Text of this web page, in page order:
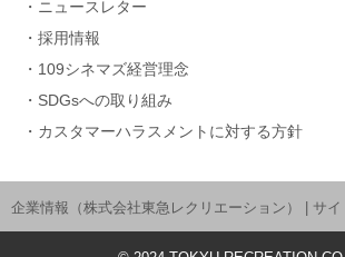
ニュースレター
採用情報
109シネマズ経営理念
SDGsへの取り組み
カスタマーハラスメントに対する方針
企業情報（株式会社東急レクリエーション） サ